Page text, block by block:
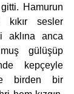
Hamurun
kıkır sesler
aklına anca
gülüşüp
kepçeyle
birden bir